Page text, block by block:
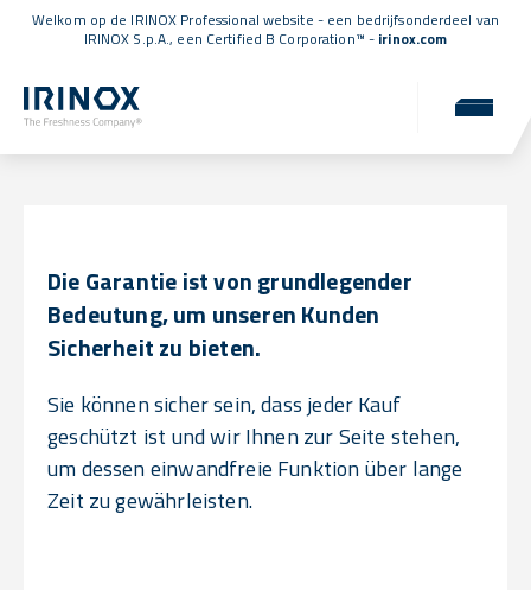
Welkom op de IRINOX Professional website - een bedrijfsonderdeel van
IRINOX S.p.A., een Certified B Corporation™ - irinox.com
Die Garantie ist von grundlegender
Bedeutung, um unseren Kunden
Sicherheit zu bieten.
Sie können sicher sein, dass jeder Kauf
geschützt ist und wir Ihnen zur Seite stehen,
um dessen einwandfreie Funktion über lange
Zeit zu gewährleisten.